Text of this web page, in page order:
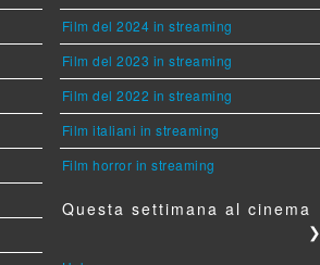
Film del 2024 in streaming
Film del 2023 in streaming
Film del 2022 in streaming
Film italiani in streaming
Film horror in streaming
Questa settimana al cinema
❯